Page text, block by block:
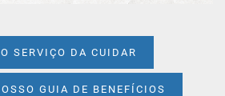
SERVIÇO DA CUIDAR
GUIA DE BENEFÍCIOS